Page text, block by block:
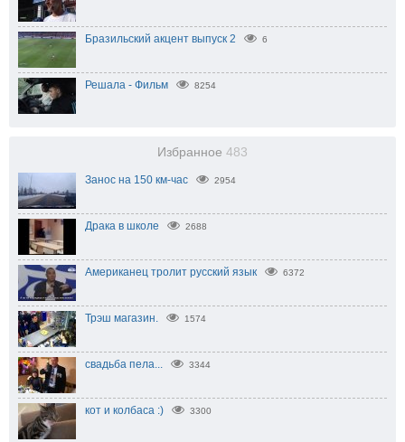
Бразильский акцент выпуск 2 6
Решала - Фильм 8254
Избранное 483
Занос на 150 км-час 2954
Драка в школе 2688
Американец тролит русский язык 6372
Трэш магазин. 1574
свадьба пела... 3344
кот и колбаса :) 3300